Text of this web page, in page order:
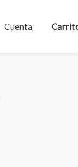
Cuenta